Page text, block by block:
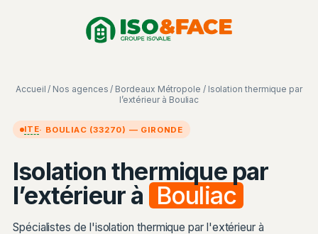
Accueil / Nos agences / Bordeaux Métropole / Isolation thermique par
l’extérieur à Bouliac
ITE· BOULIAC (33270) — GIRONDE
Isolation thermique par
l’extérieur à Bouliac
Spécialistes de l'isolation thermique par l'extérieur à